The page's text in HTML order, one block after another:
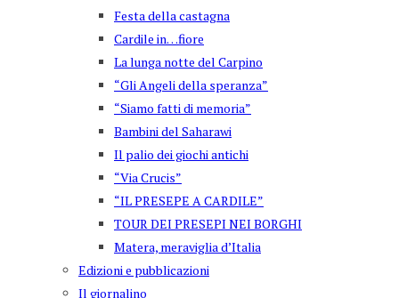
Festa della castagna
Cardile in…fiore
La lunga notte del Carpino
“Gli Angeli della speranza”
“Siamo fatti di memoria”
Bambini del Saharawi
Il palio dei giochi antichi
“Via Crucis”
“IL PRESEPE A CARDILE”
TOUR DEI PRESEPI NEI BORGHI
Matera, meraviglia d’Italia
Edizioni e pubblicazioni
Il giornalino